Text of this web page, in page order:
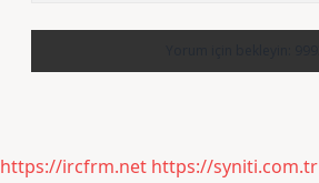
https://ircfrm.net https://syniti.com.tr